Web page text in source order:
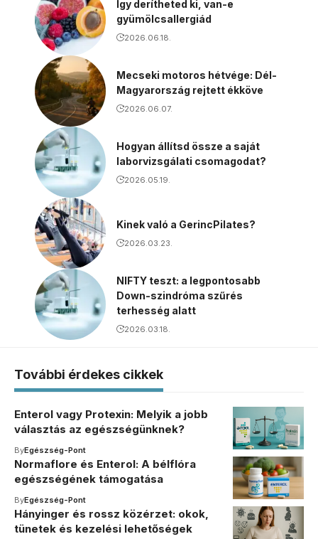
Így derítheted ki, van-e
gyümölcsallergiád
2026.06.18.
Mecseki motoros hétvége: Dél-
Magyarország rejtett ékköve
2026.06.07.
Hogyan állítsd össze a saját
laborvizsgálati csomagodat?
2026.05.19.
Kinek való a GerincPilates?
2026.03.23.
NIFTY teszt: a legpontosabb
Down-szindróma szűrés
terhesség alatt
2026.03.18.
További érdekes cikkek
Enterol vagy Protexin: Melyik a jobb
választás az egészségünknek?
ByEgészség-Pont
Normaflore és Enterol: A bélflóra
egészségének támogatása
ByEgészség-Pont
Hányinger és rossz közérzet: okok,
tünetek és kezelési lehetőségek